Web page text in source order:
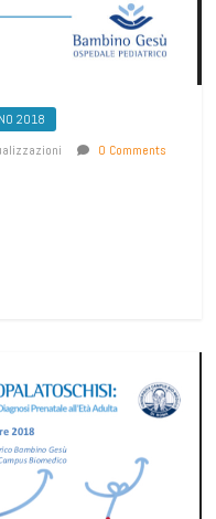
2018
0 Comments